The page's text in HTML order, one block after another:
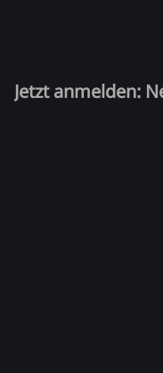
Jetzt anmelden: